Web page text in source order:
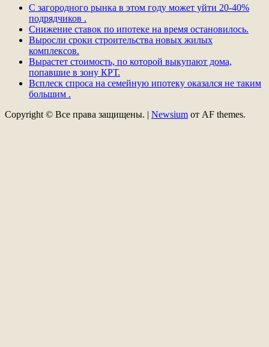
С загородного рынка в этом году может уйти 20-40%
подрядчиков .
Снижение ставок по ипотеке на время остановилось.
Выросли сроки строительства новых жилых
комплексов.
Вырастет стоимость, по которой выкупают дома,
попавшие в зону КРТ.
Всплеск спроса на семейную ипотеку оказался не таким
большим .
Copyright © Все права защищены. | Newsium от AF themes.